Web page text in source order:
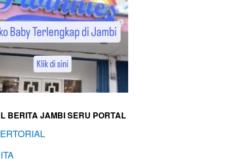
BERITA JAMBI SERU PORTAL